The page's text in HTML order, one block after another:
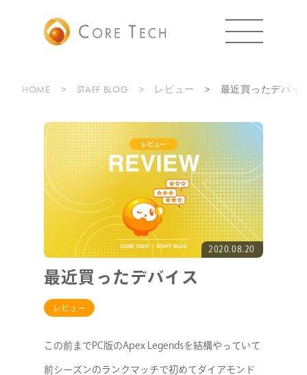
HOME STAFF BLOG レビュー 最近買ったデバイ
2020.08.20
最近買ったデバイス
レビュー
この前までPC版のApex Legendsを結構やっていて
前シーズンのランクマッチで初めてダイアモンド